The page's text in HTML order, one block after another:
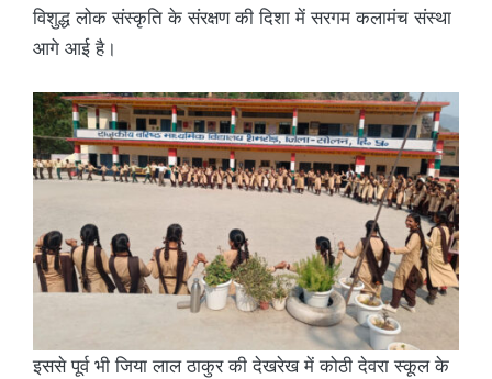
विशुद्ध लोक संस्कृति के संरक्षण की दिशा में सरगम कलामंच संस्था
आगे आई है।
इससे पूर्व भी जिया लाल ठाकुर की देखरेख में कोठी देवरा स्कूल के